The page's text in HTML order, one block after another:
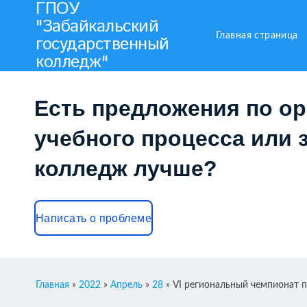
ГПОУ
"Забайкальский
государственный
колледж"
Главная страница
Есть предложения по
учебного процесса или
колледж лучше?
Написать о проблеме
Главная » 2022 » Апрель » 28 » VI региональный чемпионат